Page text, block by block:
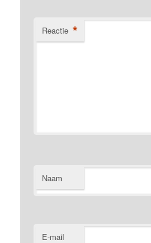
Reactie *
Naam
E-mail